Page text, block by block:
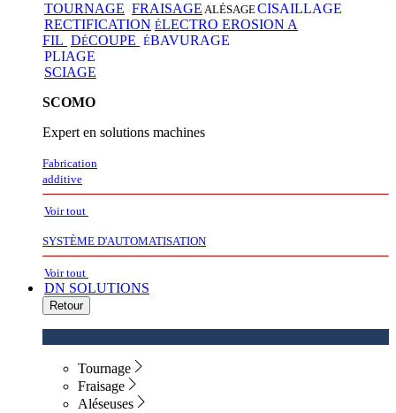
TOURNAGE FRAISAGE ALÉSAGECISAILLAGE
RECTIFICATION ÉLECTRO EROSION A
FIL DÉCOUPE ÉBAVURAGE
PLIAGE
SCIAGE
SCOMO
Expert en solutions machines
Fabrication
additive
Voir tout
SYSTÈME D'AUTOMATISATION
Voir tout
DN SOLUTIONS
Retour
Tournage
Fraisage
Aléseuses